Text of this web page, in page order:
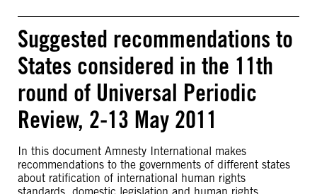
Suggested recommendations to
States considered in the 11th
round of Universal Periodic
Review, 2-13 May 2011
In this document Amnesty International makes
recommendations to the governments of different states
about ratification of international human rights